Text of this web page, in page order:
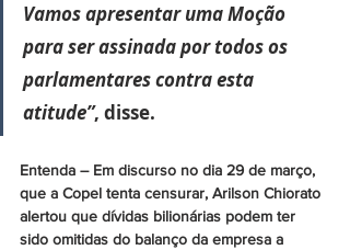
Vamos apresentar uma Moção
para ser assinada por todos os
parlamentares contra esta
atitude”, disse.
Entenda – Em discurso no dia 29 de março,
que a Copel tenta censurar, Arilson Chiorato
alertou que dívidas bilionárias podem ter
sido omitidas do balanço da empresa a